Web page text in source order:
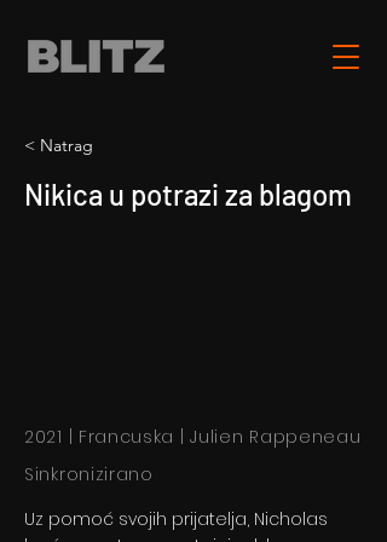
< Natrag
Nikica u potrazi za blagom
2021 | Francuska | Julien Rappeneau
Sinkronizirano
Uz pomoć svojih prijatelja, Nicholas